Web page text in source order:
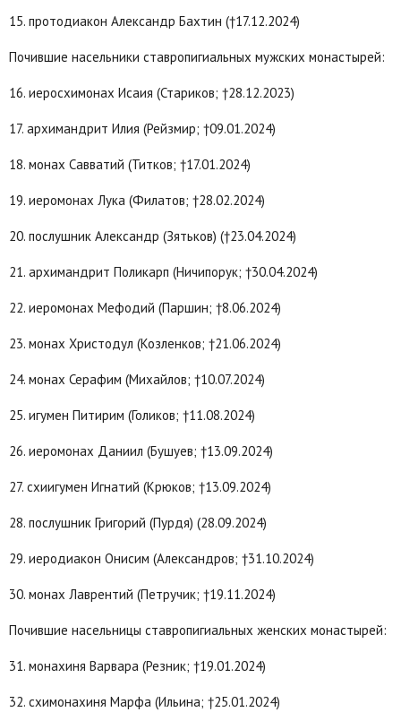
15. протодиакон Александр Бахтин (†17.12.2024)
Почившие насельники ставропигиальных мужских монастырей:
16. иеросхимонах Исаия (Стариков; †28.12.2023)
17. архимандрит Илия (Рейзмир; †09.01.2024)
18. монах Савватий (Титков; †17.01.2024)
19. иеромонах Лука (Филатов; †28.02.2024)
20. послушник Александр (Зятьков) (†23.04.2024)
21. архимандрит Поликарп (Ничипорук; †30.04.2024)
22. иеромонах Мефодий (Паршин; †8.06.2024)
23. монах Христодул (Козленков; †21.06.2024)
24. монах Серафим (Михайлов; †10.07.2024)
25. игумен Питирим (Голиков; †11.08.2024)
26. иеромонах Даниил (Бушуев; †13.09.2024)
27. схиигумен Игнатий (Крюков; †13.09.2024)
28. послушник Григорий (Пурдя) (28.09.2024)
29. иеродиакон Онисим (Александров; †31.10.2024)
30. монах Лаврентий (Петручик; †19.11.2024)
Почившие насельницы ставропигиальных женских монастырей:
31. монахиня Варвара (Резник; †19.01.2024)
32. схимонахиня Марфа (Ильина; †25.01.2024)